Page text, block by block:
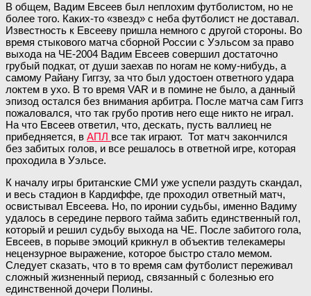
В общем, Вадим Евсеев был неплохим футболистом, но не
более того. Каких-то «звезд» с неба футболист не доставал.
Известность к Евсееву пришла немного с другой стороны. Во
время стыкового матча сборной России с Уэльсом за право
выхода на ЧЕ-2004 Вадим Евсеев совершил достаточно
грубый подкат, от души заехав по ногам не кому-нибудь, а
самому Райану Гиггзу, за что был удостоен ответного удара
локтем в ухо. В то время VAR и в помине не было, а данный
эпизод остался без внимания арбитра. После матча сам Гиггз
пожаловался, что так грубо против него еще никто не играл.
На что Евсеев ответил, что, дескать, пусть валлиец не
прибедняется, в АПЛ все так играют. Тот матч закончился
без забитых голов, и все решалось в ответной игре, которая
проходила в Уэльсе.
К началу игры британские СМИ уже успели раздуть скандал,
и весь стадион в Кардиффе, где проходил ответный матч,
освистывал Евсеева. Но, по иронии судьбы, именно Вадиму
удалось в середине первого тайма забить единственный гол,
который и решил судьбу выхода на ЧЕ. После забитого гола,
Евсеев, в порыве эмоций крикнул в объектив телекамеры
нецензурное выражение, которое быстро стало мемом.
Следует сказать, что в то время сам футболист переживал
сложный жизненный период, связанный с болезнью его
единственной дочери Полины.